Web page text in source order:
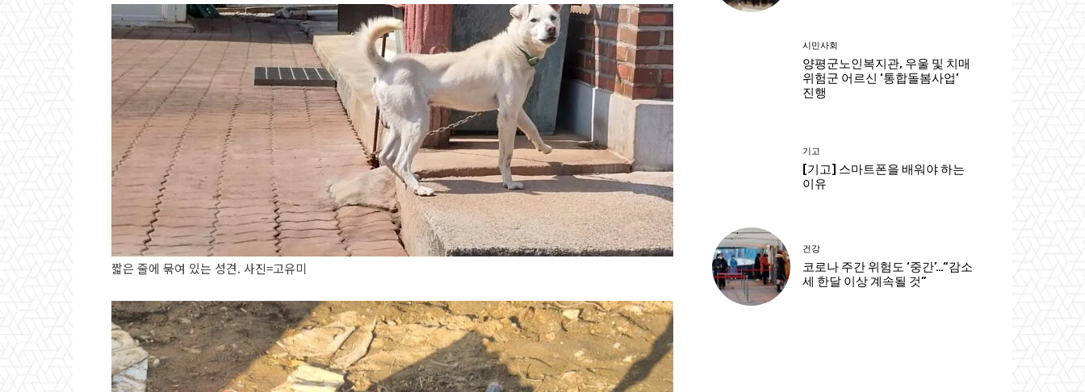
짧은 줄에 묶여 있는 성견. 사진=고유미
시민사회
양평군노인복지관, 우울 및 치매
위험군 어르신 ‘통합돌봄사업’
진행
기고
[기고] 스마트폰을 배워야 하는
이유
건강
코로나 주간 위험도 ‘중간’…“감소
세 한달 이상 계속될 것”